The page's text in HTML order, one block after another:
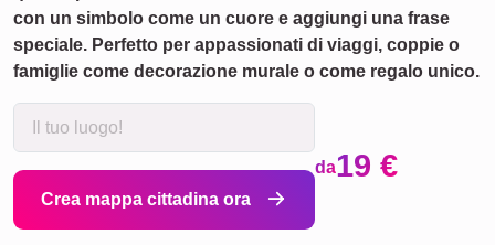
con un simbolo come un cuore e aggiungi una frase
speciale. Perfetto per appassionati di viaggi, coppie o
famiglie come decorazione murale o come regalo unico.
Crea mappa cittadina ora
da19 €